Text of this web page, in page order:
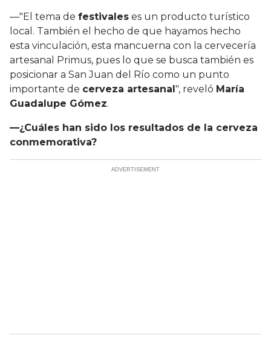
—"El tema de festivales es un producto turístico
local. También el hecho de que hayamos hecho
esta vinculación, esta mancuerna con la cervecería
artesanal Primus, pues lo que se busca también es
posicionar a San Juan del Río como un punto
importante de cerveza artesanal", reveló María
Guadalupe Gómez.
—¿Cuáles han sido los resultados de la cerveza
conmemorativa?